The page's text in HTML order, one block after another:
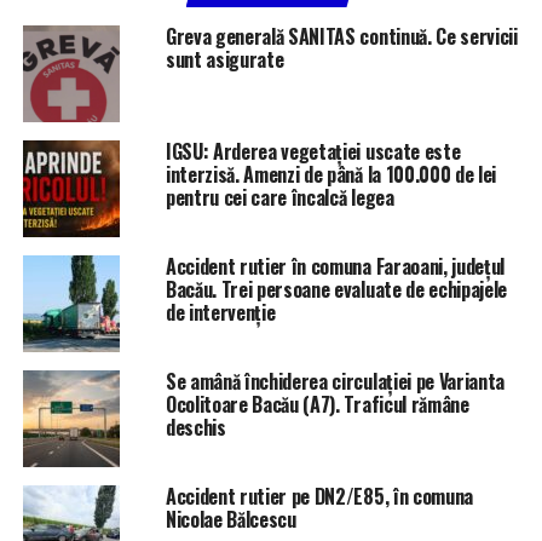
Greva generală SANITAS continuă. Ce servicii
sunt asigurate
IGSU: Arderea vegetației uscate este
interzisă. Amenzi de până la 100.000 de lei
pentru cei care încalcă legea
Accident rutier în comuna Faraoani, județul
Bacău. Trei persoane evaluate de echipajele
de intervenție
Se amână închiderea circulației pe Varianta
Ocolitoare Bacău (A7). Traficul rămâne
deschis
Accident rutier pe DN2/E85, în comuna
Nicolae Bălcescu